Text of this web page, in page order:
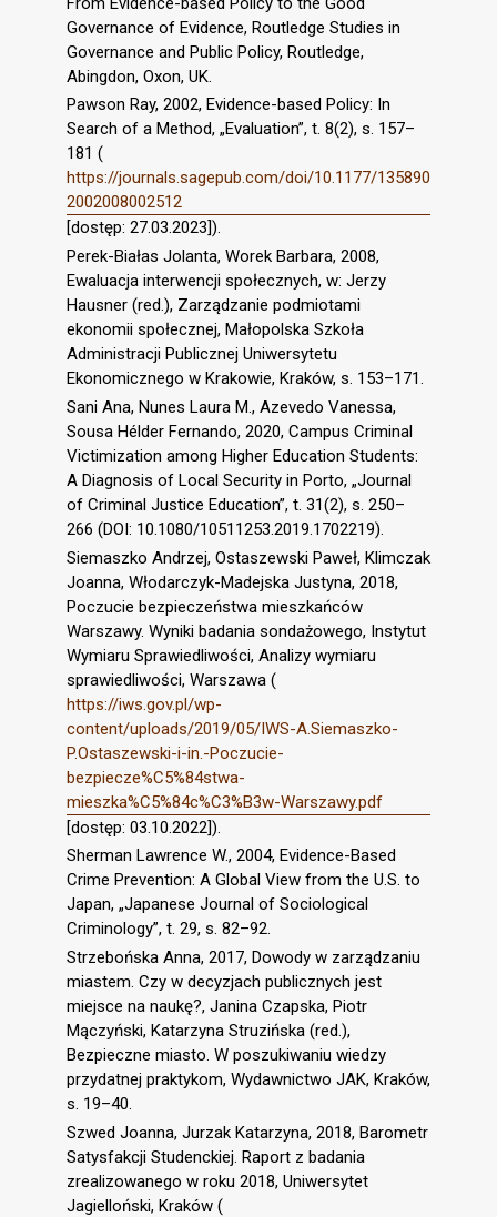
Governance of Evidence, Routledge Studies in
Governance and Public Policy, Routledge,
Abingdon, Oxon, UK.
Pawson Ray, 2002, Evidence-based Policy: In
Search of a Method, „Evaluation”, t. 8(2), s. 157–
181 (
https://journals.sagepub.com/doi/10.1177/135890
2002008002512
[dostęp: 27.03.2023]).
Perek-Białas Jolanta, Worek Barbara, 2008,
Ewaluacja interwencji społecznych, w: Jerzy
Hausner (red.), Zarządzanie podmiotami
ekonomii społecznej, Małopolska Szkoła
Administracji Publicznej Uniwersytetu
Ekonomicznego w Krakowie, Kraków, s. 153–171.
Sani Ana, Nunes Laura M., Azevedo Vanessa,
Sousa Hélder Fernando, 2020, Campus Criminal
Victimization among Higher Education Students:
A Diagnosis of Local Security in Porto, „Journal
of Criminal Justice Education”, t. 31(2), s. 250–
266 (DOI: 10.1080/10511253.2019.1702219).
Siemaszko Andrzej, Ostaszewski Paweł, Klimczak
Joanna, Włodarczyk-Madejska Justyna, 2018,
Poczucie bezpieczeństwa mieszkańców
Warszawy. Wyniki badania sondażowego, Instytut
Wymiaru Sprawiedliwości, Analizy wymiaru
sprawiedliwości, Warszawa (
https://iws.gov.pl/wp-
content/uploads/2019/05/IWS-A.Siemaszko-
P.Ostaszewski-i-in.-Poczucie-
bezpiecze%C5%84stwa-
mieszka%C5%84c%C3%B3w-Warszawy.pdf
[dostęp: 03.10.2022]).
Sherman Lawrence W., 2004, Evidence-Based
Crime Prevention: A Global View from the U.S. to
Japan, „Japanese Journal of Sociological
Criminology”, t. 29, s. 82–92.
Strzebońska Anna, 2017, Dowody w zarządzaniu
miastem. Czy w decyzjach publicznych jest
miejsce na naukę?, Janina Czapska, Piotr
Mączyński, Katarzyna Struzińska (red.),
Bezpieczne miasto. W poszukiwaniu wiedzy
przydatnej praktykom, Wydawnictwo JAK, Kraków,
s. 19–40.
Szwed Joanna, Jurzak Katarzyna, 2018, Barometr
Satysfakcji Studenckiej. Raport z badania
zrealizowanego w roku 2018, Uniwersytet
Jagielloński, Kraków (